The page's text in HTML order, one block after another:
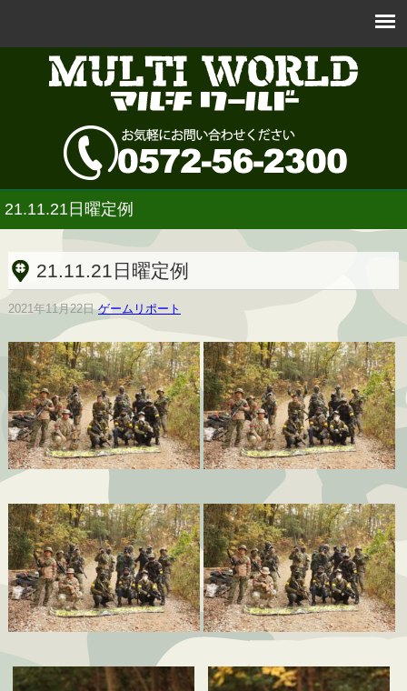
21.11.21日曜定例
21.11.21日曜定例
2021年11月22日 ゲームリポート